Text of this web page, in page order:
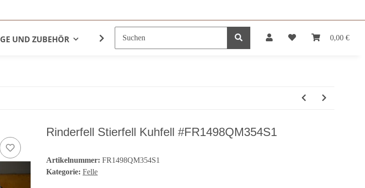
0,00 €
UND ZUBEHÖR LEDERPRODUKTE
Rinderfell Stierfell Kuhfell #FR1498QM354S1
Artikelnummer: FR1498QM354S1
Kategorie: Felle